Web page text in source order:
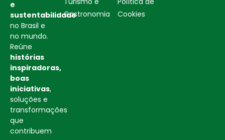
e
sustentabilidade
no Brasil e
no mundo.
Reúne
histórias
inspiradoras,
boas
iniciativas,
soluções e
transformações
que
contribuem
Gastronomia
Cookies